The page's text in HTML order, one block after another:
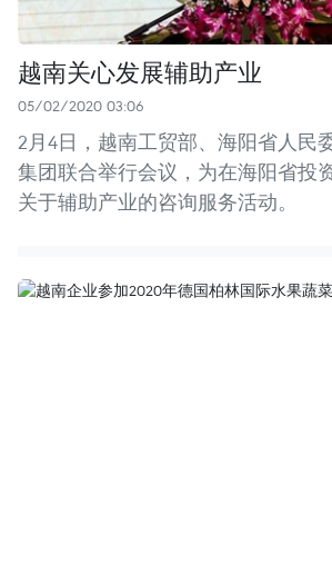
越南关心发展辅助产业
05/02/2020 03:06
2月4日，越南工贸部、海阳省人民
集团联合举行会议，为在海阳省投
关于辅助产业的咨询服务活动。